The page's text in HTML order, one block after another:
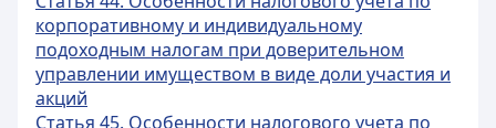
корпоративному и индивидуальному
подоходным налогам при доверительном
управлении имуществом в виде доли участия и
акций
Статья 45. Особенности налогового учета по